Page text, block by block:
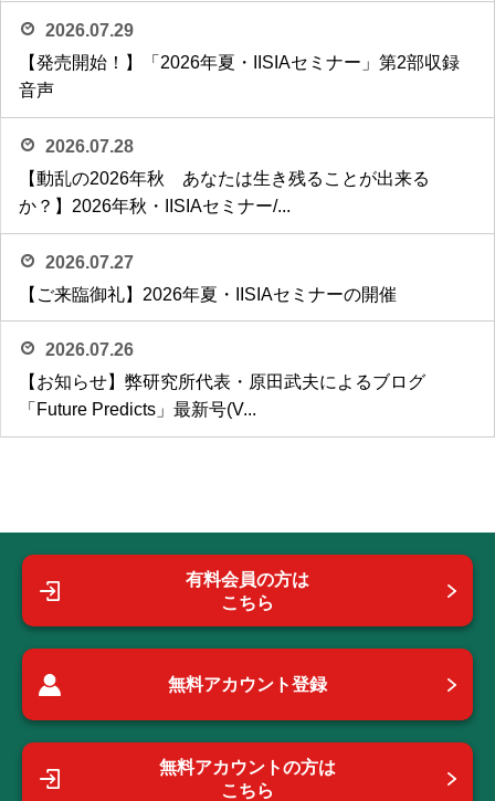
2026.07.29
【発売開始！】「2026年夏・IISIAセミナー」第2部収録
音声
2026.07.28
【動乱の2026年秋 あなたは生き残ることが出来る
か？】2026年秋・IISIAセミナー/...
2026.07.27
【ご来臨御礼】2026年夏・IISIAセミナーの開催
2026.07.26
【お知らせ】弊研究所代表・原田武夫によるブログ
「Future Predicts」最新号(V...
有料会員の方は
こちら
無料アカウント登録
無料アカウントの方は
こちら